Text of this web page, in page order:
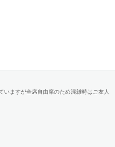
いますが全席自由席のため混雑時はご友人